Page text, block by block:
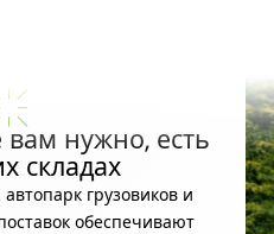
нужно, есть
складах
грузовиков и
обеспечивают